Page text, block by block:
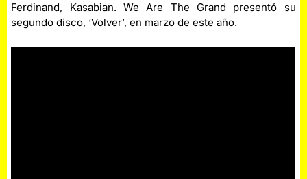
Ferdinand, Kasabian. We Are The Grand presentó su
segundo disco, ‘Volver’, en marzo de este año.